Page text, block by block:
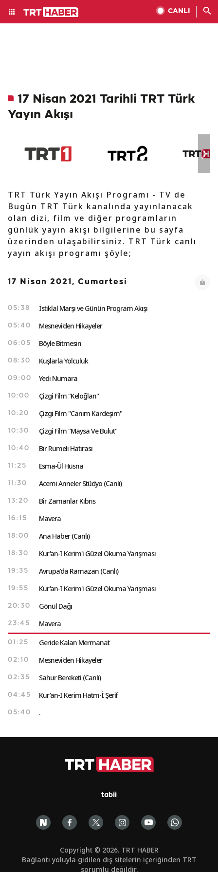
CANLI
17 Nisan 2021 Tarihli TRT Türk
Yayın Akışı
TRT Türk Yayın Akışı Programı - TV de
Bugün TRT Türk kanalında yayınlanacak
olan dizi, film ve diğer programların
günlük yayın akışı bilgilerine bu sayfa
üzerinden ulaşabilirsiniz. TRT Türk canlı
yayın akışı programı şöyle;
17 Nisan 2021, Cumartesi
05:38 İstiklal Marşı ve Günün Program Akışı
05:40 Mesnevi'den Hikayeler
06:05 Böyle Bitmesin
08:30 Kuşlarla Yolculuk
09:00 Yedi Numara
10:00 Çizgi Film "Keloğlan"
10:20 Çizgi Film "Canım Kardeşim"
10:30 Çizgi Film "Maysa Ve Bulut"
10:40 Bir Rumeli Hatırası
11:25 Esma-Ül Hüsna
11:30 Acemi Anneler Stüdyo (Canlı)
13:20 Bir Zamanlar Kıbrıs
16:15 Mavera
18:00 Ana Haber (Canlı)
18:30 Kur'an-I Kerim'i Güzel Okuma Yarışması
19:35 Avrupa'da Ramazan (Canlı)
19:55 Kur'an-I Kerim'i Güzel Okuma Yarışması
20:30 Gönül Dağı
23:45 Mavera
01:25 Geride Kalan Mermanat
02:10 Mesnevi'den Hikayeler
02:35 Sahur Bereketi (Canlı)
04:45 Kur'an-I Kerim Hatm-İ Şerif
05:40 .
tabii
Copyright © 2026. TRT HABER
Bağlantı yoluyla gidilen dış sitelerin içeriğinden TRT
sorumlu değildir.